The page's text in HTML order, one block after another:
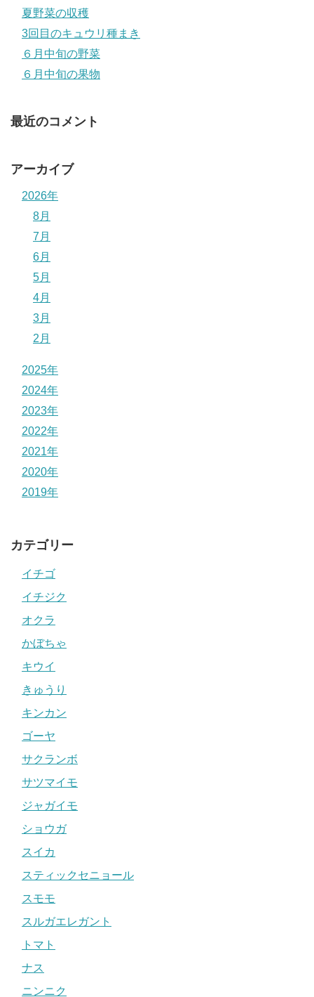
夏野菜の収穫
3回目のキュウリ種まき
６月中旬の野菜
６月中旬の果物
最近のコメント
アーカイブ
2026年
8月
7月
6月
5月
4月
3月
2月
2025年
2024年
2023年
2022年
2021年
2020年
2019年
カテゴリー
イチゴ
イチジク
オクラ
かぼちゃ
キウイ
きゅうり
キンカン
ゴーヤ
サクランボ
サツマイモ
ジャガイモ
ショウガ
スイカ
スティックセニョール
スモモ
スルガエレガント
トマト
ナス
ニンニク